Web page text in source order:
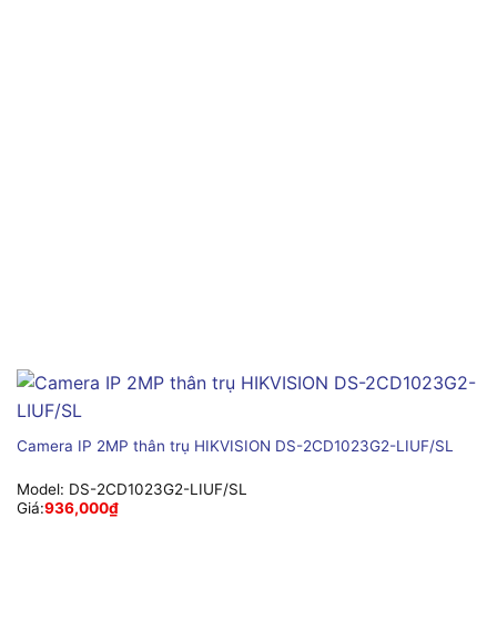
Camera IP 2MP thân trụ HIKVISION DS-2CD1023G2-LIUF/SL
Model: DS-2CD1023G2-LIUF/SL
Giá:936,000₫